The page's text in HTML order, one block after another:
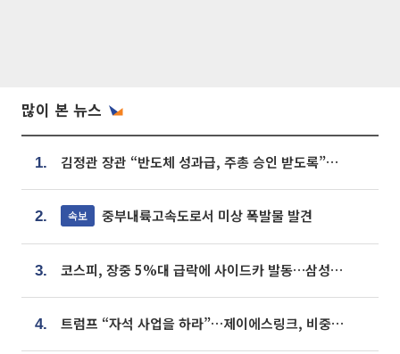
많이 본 뉴스
1. 김정관 장관 “반도체 성과급, 주총 승인 받도록”…상법·자본시장법 개정 시사
2. 속보 중부내륙고속도로서 미상 폭발물 발견
3. 코스피, 장중 5%대 급락에 사이드카 발동…삼성·SK 동반 폭락
4. 트럼프 “자석 사업을 하라”…제이에스링크, 비중국 영구자석 공급망 구축 속도